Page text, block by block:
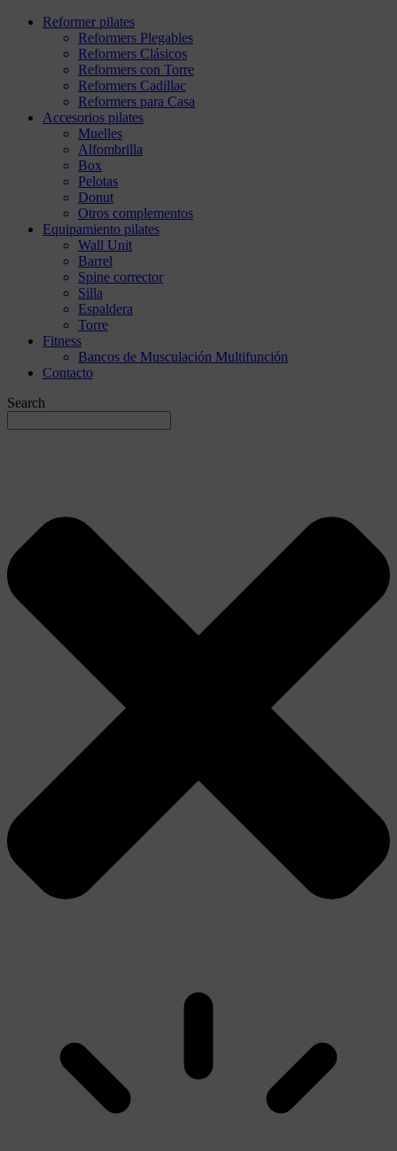
Reformer pilates
Reformers Plegables
Reformers Clásicos
Reformers con Torre
Reformers Cadillac
Reformers para Casa
Accesorios pilates
Muelles
Alfombrilla
Box
Pelotas
Donut
Otros complementos
Equipamiento pilates
Wall Unit
Barrel
Spine corrector
Silla
Espaldera
Torre
Fitness
Bancos de Musculación Multifunción
Contacto
Search